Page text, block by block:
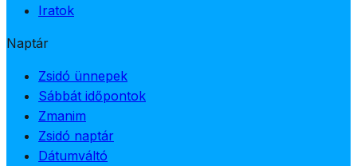
Iratok
Naptár
Zsidó ünnepek
Sábbát időpontok
Zmanim
Zsidó naptár
Dátumváltó